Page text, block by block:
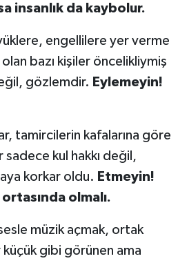
insanlık da kaybolur.
engellilere yer verme
olan bazı kişiler öncelikliymiş
gözlemdir. Eylemeyin!
tamircilerin kafalarına göre
sadece kul hakkı değil,
korkar oldu. Etmeyin!
olmalı.
müzik açmak, ortak
gibi görünen ama